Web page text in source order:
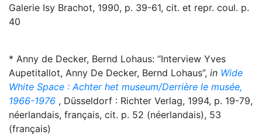
Galerie Isy Brachot, 1990, p. 39-61, cit. et repr. coul. p.
40
* Anny de Decker, Bernd Lohaus: “Interview Yves
Aupetitallot, Anny De Decker, Bernd Lohaus”, in Wide
White Space : Achter het museum/Derrière le musée,
1966-1976 , Düsseldorf : Richter Verlag, 1994, p. 19-79,
néerlandais, français, cit. p. 52 (néerlandais), 53
(français)